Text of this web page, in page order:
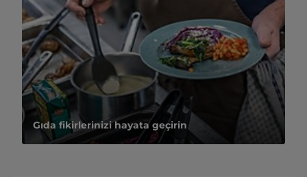
Gıda fikirlerinizi hayata geçirin